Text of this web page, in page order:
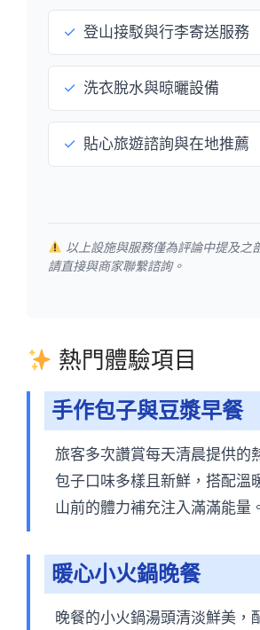
✓ 登山接駁與行李寄送服務
✓ 洗衣脫水與晾曬設備
✓ 貼心旅遊諮詢與在地推薦
以上設施與服務僅為評論中提及之
請直接與商家聯繫諮詢。
熱門體驗項目
手作包子與豆漿早餐
旅客多次讚賞每天清晨提供的
包子口味多樣且新鮮，搭配溫
山前的體力補充注入滿滿能量。
暖心小火鍋晚餐
晚餐的小火鍋湯頭清淡鮮美，